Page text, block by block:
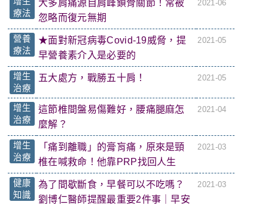
療法
大多肩痛源自肩峰鎖骨關節！常被
忽略而復元無期
2021-06
營養
療法
★面對新冠病毒Covid-19威脅，提
早營養素介入是必要的
2021-05
增生
治療
五大處方，戰勝五十肩！ 2021-05
增生
治療
這節椎間盤易傷難好，腰痛腿麻怎
麼解？
2021-04
增生
治療
「痛到離職」的膏肓痛，原來是頸
椎在喊救命！他靠PRP找回人生
2021-03
健康
知識
為了間歇斷食，早餐可以不吃嗎？
劉博仁醫師提醒最重要2件事｜早安
2021-03